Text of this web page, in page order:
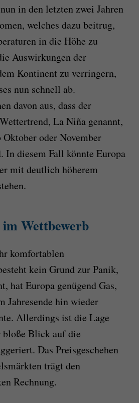
in den letzten zwei Jahren
welches dazu beitrug,
in die Höhe zu
Auswirkungen der
Kontinent zu verringern,
nun schnell ab.
davon aus, dass der
La Niña genannt,
oder November
In diesem Fall könnte Europa
mit deutlich höherem
Wettbewerb
komfortablen
kein Grund zur Panik,
hat Europa genügend Gas,
Jahresende hin wieder
Allerdings ist die Lage
bloße Blick auf die
Das Preisgeschehen
trägt den
Rechnung.